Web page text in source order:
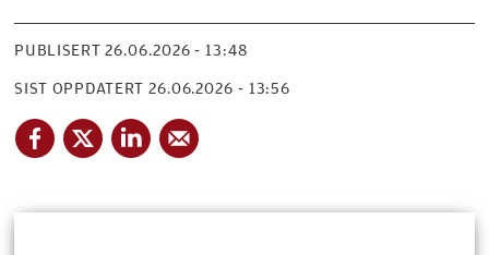
PUBLISERT 26.06.2026 - 13:48
SIST OPPDATERT 26.06.2026 - 13:56